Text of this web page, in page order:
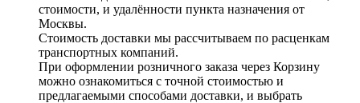
стоимости, и удалённости пункта назначения от
Москвы.
Стоимость доставки мы рассчитываем по расценкам
транспортных компаний.
При оформлении розничного заказа через Корзину
можно ознакомиться с точной стоимостью и
предлагаемыми способами доставки, и выбрать